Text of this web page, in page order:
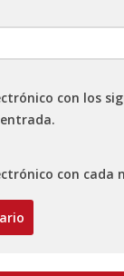
con los
con cada